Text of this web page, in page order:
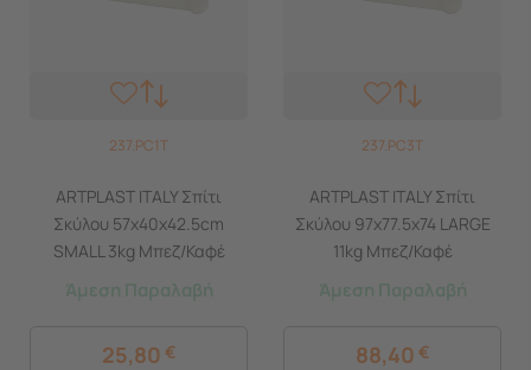
237.PC1T
ARTPLAST ITALY Σπίτι
Σκύλου 57x40x42.5cm
SMALL 3kg Μπεζ/Καφέ
Άμεση Παραλαβή
25,80 €
237.PC3T
ARTPLAST ITALY Σπίτι
Σκύλου 97x77.5x74 LARGE
11kg Μπεζ/Καφέ
Άμεση Παραλαβή
88,40 €